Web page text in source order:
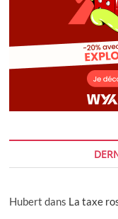
Hubert dans La taxe